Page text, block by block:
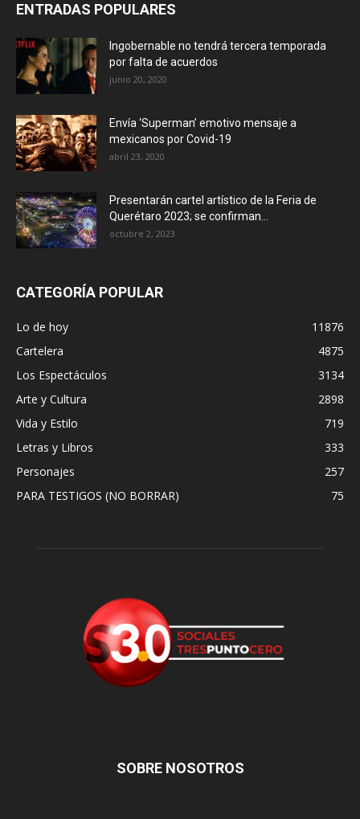
ENTRADAS POPULARES
Ingobernable no tendrá tercera temporada
por falta de acuerdos
junio 20, 2020
Envía ‘Superman’ emotivo mensaje a
mexicanos por Covid-19
abril 23, 2020
Presentarán cartel artístico de la Feria de
Querétaro 2023; se confirman...
octubre 2, 2023
CATEGORÍA POPULAR
Lo de hoy
11876
Cartelera
4875
Los Espectáculos
3134
Arte y Cultura
2898
Vida y Estilo
719
Letras y Libros
333
Personajes
257
PARA TESTIGOS (NO BORRAR)
75
SOBRE NOSOTROS